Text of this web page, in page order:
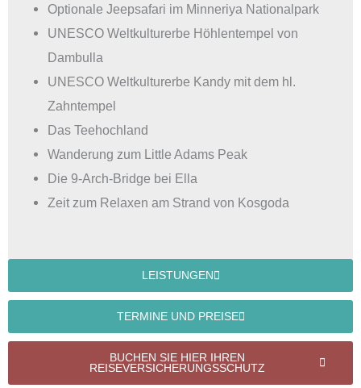
Optionale Jeepsafari im Minneriya Nationalpark
UNESCO Weltkulturerbe Höhlentempel von
Dambulla
UNESCO Weltkulturerbe Kandy mit dem hl.
Zahntempel
Das Teehochland
Wanderung zum Little Adams Peak
Die 9-Arch-Bridge bei Ella
Zeit zum Relaxen am Strand von Kosgoda
LEISTUNGEN
TERMINE UND PREISE
BUCHEN SIE HIER IHREN
REISEVERSICHERUNGSSCHUTZ